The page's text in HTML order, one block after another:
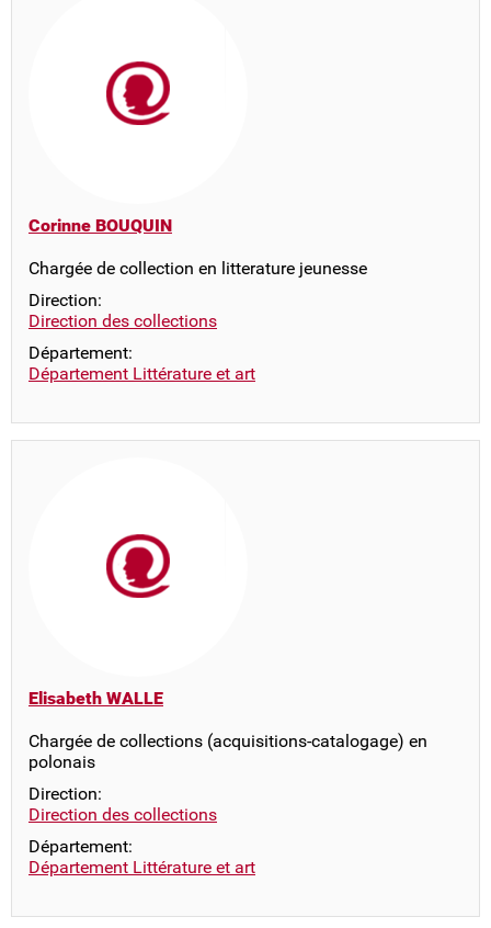
Corinne BOUQUIN
Chargée de collection en litterature jeunesse
Direction:
Direction des collections
Département:
Département Littérature et art
Elisabeth WALLE
Chargée de collections (acquisitions-catalogage) en
polonais
Direction:
Direction des collections
Département:
Département Littérature et art